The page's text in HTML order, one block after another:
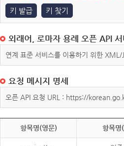
키 발급 키 찾기
외래어, 로마자 용례 오픈 API
연계 표준 서비스를 이용하기 위한
요청 메시지 명세
오픈 API 요청 URL : https://
항목명(영문) 항목명